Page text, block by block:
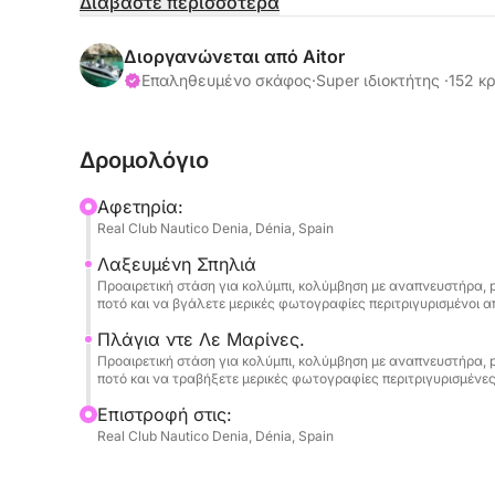
• Δεν περιλαμβάνονται καύσιμα.
// ΕΞΟΠΛΙΣΜΟΣ ΓΙΑ ΑΝΑΠΝΕΥΣΤΗΡΑ ΓΙΑ 6
Αν ψάχνετε για μια αυθεντική εμπειρία στη
αυτό το μοντέρνο, ολοκαίνουργιο σκάφος είναι
Εξοπλισμένο με έναν ισχυρό τετράχρονο
και μέγιστη ταχύτητα 53-58 χλμ/ώρα, αυτό το
Διοργανώνεται από Aitor
Επαληθευμένο σκάφος·Super ιδιοκτήτης ·152
Δρομολόγιο
Αφετηρία:
Real Club Nautico Denia, Dénia, Spain
Λαξευμένη Σπηλιά
Προαιρετική στάση για κολύμπι, κολύμβηση με
ποτό και να βγάλετε μερικές φωτογραφίες περιτριγυρισμένοι
Πλάγια ντε Λε Μαρίνες.
Προαιρετική στάση για κολύμπι, κολύμβηση με
ποτό και να τραβήξετε μερικές φωτογραφίες
Επιστροφή στις:
Real Club Nautico Denia, Dénia, Spain